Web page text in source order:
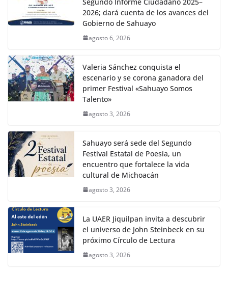
2026; dará cuenta de los avances del
Gobierno de Sahuayo
agosto 6, 2026
Valeria Sánchez conquista el
escenario y se corona ganadora del
primer Festival «Sahuayo Somos
Talento»
agosto 3, 2026
Sahuayo será sede del Segundo
Festival Estatal de Poesía, un
encuentro que fortalece la vida
cultural de Michoacán
agosto 3, 2026
La UAER Jiquilpan invita a descubrir
el universo de John Steinbeck en su
próximo Círculo de Lectura
agosto 3, 2026